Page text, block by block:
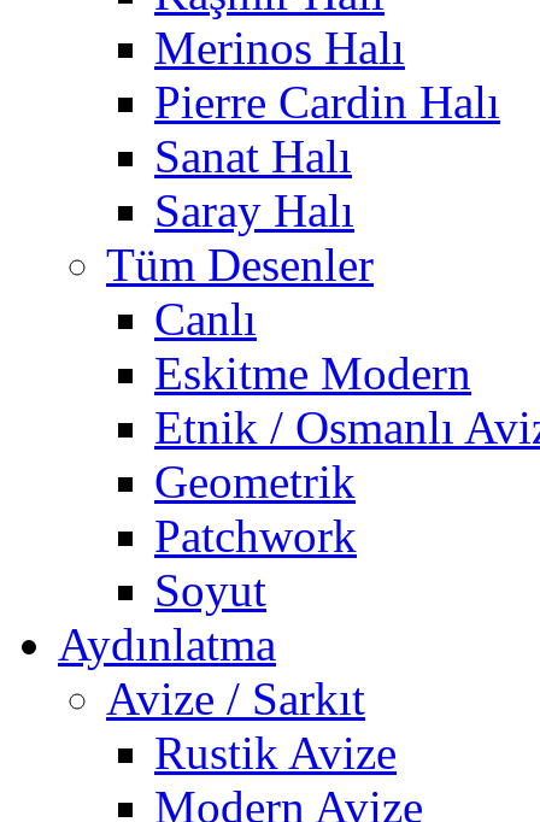
Merinos Halı
Pierre Cardin Halı
Sanat Halı
Saray Halı
Tüm Desenler
Canlı
Eskitme Modern
Etnik / Osmanlı
Geometrik
Patchwork
Soyut
Aydınlatma
Avize / Sarkıt
Rustik Avize
Modern Avize